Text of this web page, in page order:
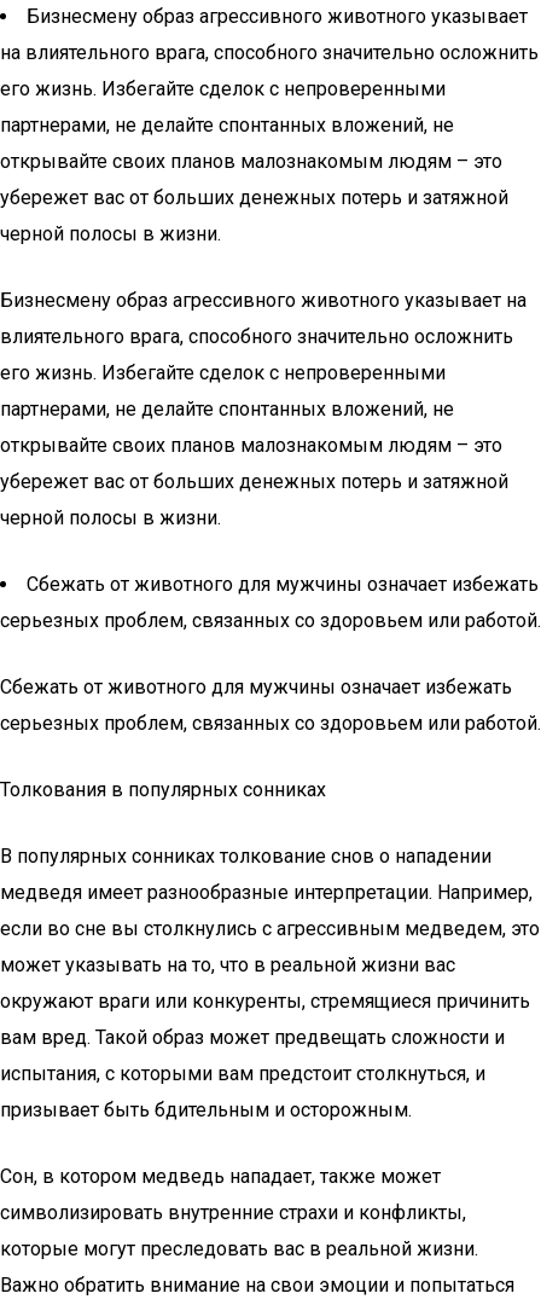
Бизнесмену образ агрессивного животного указывает
на влиятельного врага, способного значительно осложнить
его жизнь. Избегайте сделок с непроверенными
партнерами, не делайте спонтанных вложений, не
открывайте своих планов малознакомым людям – это
убережет вас от больших денежных потерь и затяжной
черной полосы в жизни.
Бизнесмену образ агрессивного животного указывает на
влиятельного врага, способного значительно осложнить
его жизнь. Избегайте сделок с непроверенными
партнерами, не делайте спонтанных вложений, не
открывайте своих планов малознакомым людям – это
убережет вас от больших денежных потерь и затяжной
черной полосы в жизни.
Сбежать от животного для мужчины означает избежать
серьезных проблем, связанных со здоровьем или работой.
Сбежать от животного для мужчины означает избежать
серьезных проблем, связанных со здоровьем или работой.
Толкования в популярных сонниках
В популярных сонниках толкование снов о нападении
медведя имеет разнообразные интерпретации. Например,
если во сне вы столкнулись с агрессивным медведем, это
может указывать на то, что в реальной жизни вас
окружают враги или конкуренты, стремящиеся причинить
вам вред. Такой образ может предвещать сложности и
испытания, с которыми вам предстоит столкнуться, и
призывает быть бдительным и осторожным.
Сон, в котором медведь нападает, также может
символизировать внутренние страхи и конфликты,
которые могут преследовать вас в реальной жизни.
Важно обратить внимание на свои эмоции и попытаться